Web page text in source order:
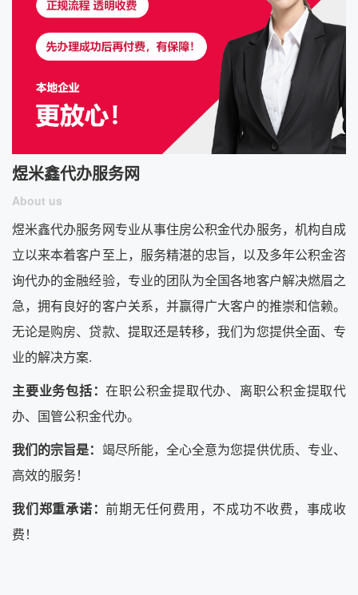
煜米鑫代办服务网
About us
煜米鑫代办服务网专业从事住房公积金代办服务，机构自成
立以来本着客户至上，服务精湛的忠旨，以及多年公积金咨
询代办的金融经验，专业的团队为全国各地客户解决燃眉之
急，拥有良好的客户关系，并赢得广大客户的推崇和信赖。
无论是购房、贷款、提取还是转移，我们为您提供全面、专
业的解决方案.
主要业务包括：在职公积金提取代办、离职公积金提取代
办、国管公积金代办。
我们的宗旨是： 竭尽所能，全心全意为您提供优质、专业、
高效的服务！
我们郑重承诺：前期无任何费用，不成功不收费，事成收
费！